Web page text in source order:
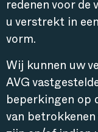
redenen voor
u verstrekt in
vorm.
Wij kunnen uw
AVG
beperkingen op
van betrokkenen